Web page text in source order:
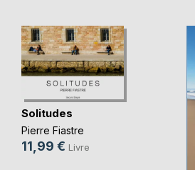
Solitudes
Pierre Fiastre
11,99 € Livre